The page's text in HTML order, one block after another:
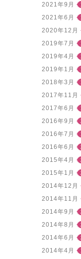
2021年9月
2021年6月
2020年12月
2019年7月
2019年4月
2019年1月
2018年3月
2017年11月
2017年6月
2016年9月
2016年7月
2016年6月
2015年4月
2015年1月
2014年12月
2014年11月
2014年9月
2014年8月
2014年6月
2014年4月